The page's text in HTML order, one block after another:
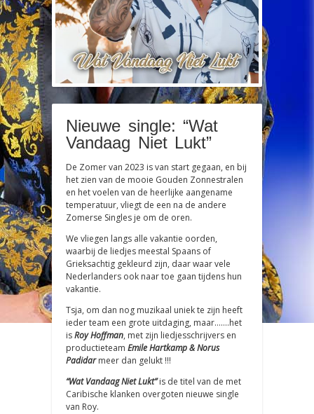
Nieuwe single: “Wat
Vandaag Niet Lukt”
De Zomer van 2023 is van start gegaan, en bij
het zien van de mooie Gouden Zonnestralen
en het voelen van de heerlijke aangename
temperatuur, vliegt de een na de andere
Zomerse Singles je om de oren.
We vliegen langs alle vakantie oorden,
waarbij de liedjes meestal Spaans of
Grieksachtig gekleurd zijn, daar waar vele
Nederlanders ook naar toe gaan tijdens hun
vakantie.
Tsja, om dan nog muzikaal uniek te zijn heeft
ieder team een grote uitdaging, maar…….het
isRoy Hoffman, met zijn liedjesschrijvers en
productieteam Emile Hartkamp & Norus
Padidarmeer dan gelukt !!!
“Wat Vandaag Niet Lukt”is de titel van de met
Caribische klanken overgoten nieuwe single
van Roy.